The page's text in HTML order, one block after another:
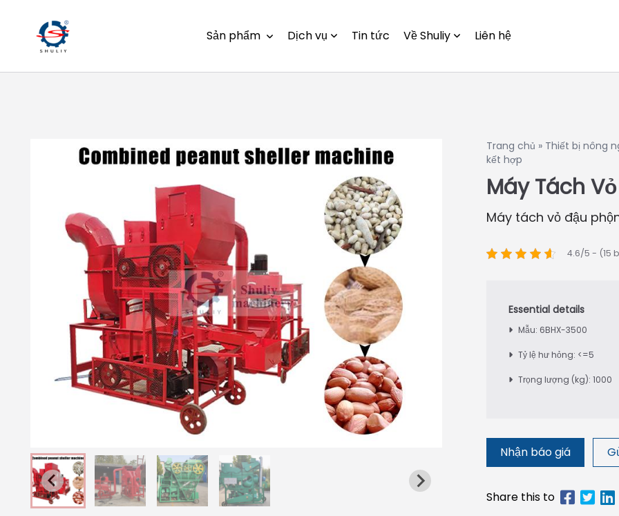
Sản phẩm Dịch vụ Tin tức Về Shuliy Liên hệ
Trang chủ » Thiết bị nông
kết hợp
Máy Tách
Máy tách vỏ đậu
4.6/5 - (15
Mẫu: 6BHX-3500
Tỷ lệ hư hỏng: <=5
Trọng lượng (kg): 1000
Nhận báo giá